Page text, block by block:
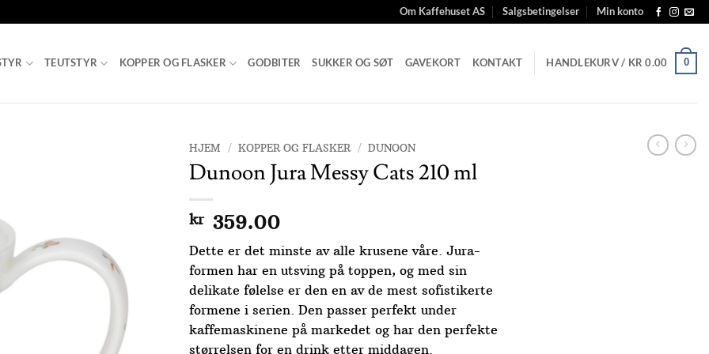
Om Kaffehuset AS Salgsbetingelser Min konto
TEUTSTYR KOPPER OG FLASKER GODBITER SUKKER OG SØT GAVEKORT KONTAKT HANDLEKURV / KR 0.00 0
HJEM / KOPPER OG FLASKER / DUNOON
Dunoon Jura Messy Cats 210 ml
kr359.00
Dette er det minste av alle krusene våre. Jura-
formen har en utsving på toppen, og med sin
delikate følelse er den en av de mest sofistikerte
formene i serien. Den passer perfekt under
kaffemaskinene på markedet og har den perfekte
størrelsen for en drink etter middagen.